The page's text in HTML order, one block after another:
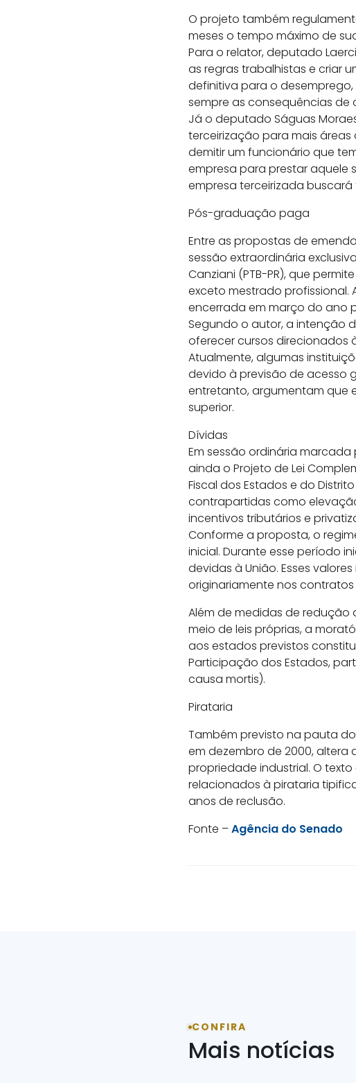
O projeto também
meses o tempo máximo de
Para o relator, deputado
as regras trabalhistas e criar
definitiva para o
sempre as consequências de
Já o deputado Ságuas
terceirização para mais
demitir um funcionário que
empresa para prestar aquele
empresa terceirizada buscará
Pós-graduação paga
Entre as propostas de
sessão extraordinária
Canziani (PTB-PR), que
exceto mestrado profissional.
encerrada em março do ano
Segundo o autor, a intenção
oferecer cursos direcionados
Atualmente, algumas
devido à previsão de acesso
entretanto, argumentam que
superior.
Dívidas
Em sessão ordinária
ainda o Projeto de Lei
Fiscal dos Estados e do
contrapartidas como
incentivos tributários e
Conforme a proposta, o
inicial. Durante esse período
devidas à União. Esses
originariamente nos
Além de medidas de
meio de leis próprias, a
aos estados previstos
Participação dos Estados,
causa mortis).
Pirataria
Também previsto na pauta
em dezembro de 2000, altera
propriedade industrial. O
relacionados à pirataria
anos de reclusão.
Fonte –Agência do Senado
CONFIRA
Mais notícias